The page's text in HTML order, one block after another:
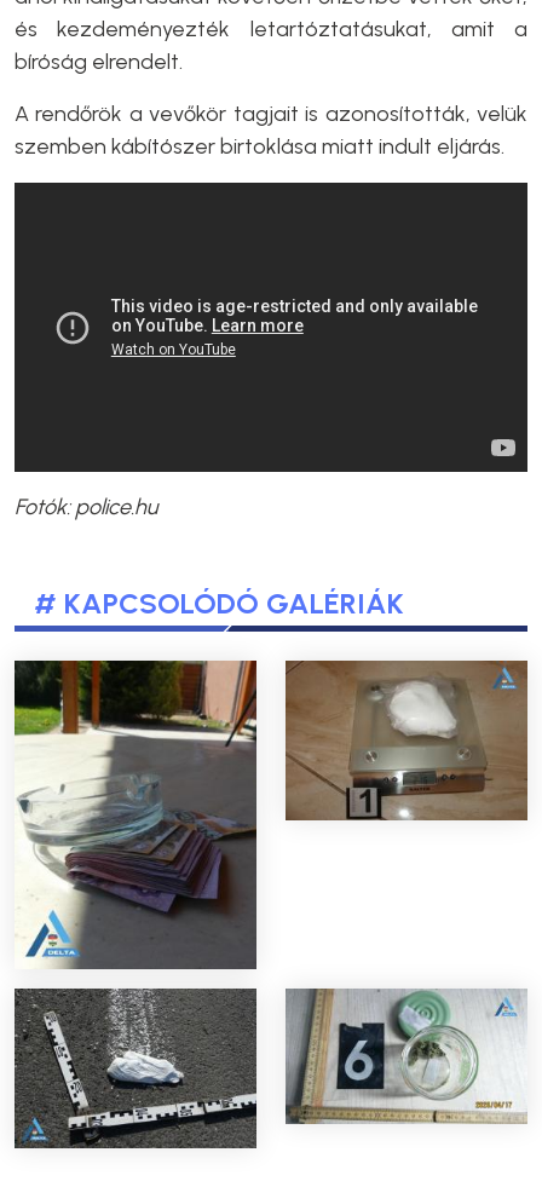
és kezdeményezték letartóztatásukat, amit a
bíróság elrendelt.
A rendőrök a vevőkör tagjait is azonosították, velük
szemben kábítószer birtoklása miatt indult eljárás.
Fotók: police.hu
# KAPCSOLÓDÓ GALÉRIÁK